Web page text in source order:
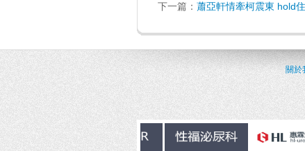
下一篇： 蕭亞軒情牽柯震東 hold
關於